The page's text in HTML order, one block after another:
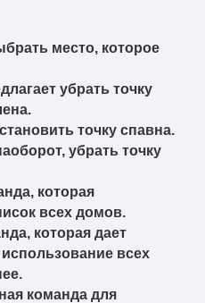
место, которое
убрать точку
точку спавна.
убрать точку
которая
всех домов.
которая дает
всех
команда для